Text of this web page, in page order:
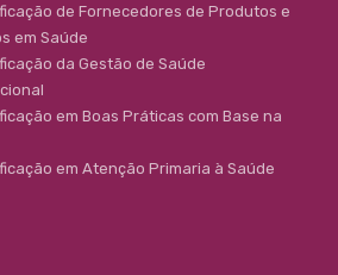
de Fornecedores de Produtos e
em Saúde
da Gestão de Saúde
em Boas Práticas com Base na
em Atenção Primaria à Saúde